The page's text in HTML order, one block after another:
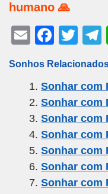
humano 🙏
E
ail
F
c
e
b
o
o
k
T
tt
er
Sonhos
Sonhar com
Sonhar com
Sonhar com
Sonhar com
Sonhar com
Sonhar com
Sonhar com